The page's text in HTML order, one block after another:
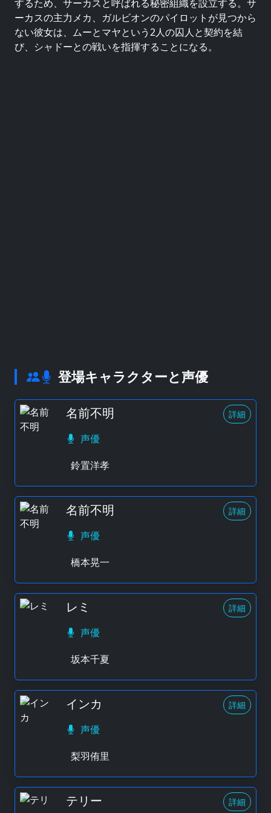
するため、サーカスと呼ばれる秘密組織を設立する。サ
ーカスの主力メカ、ガルビオンのパイロットが見つから
ない彼女は、ムーとマヤという2人の囚人と契約を結
び、シャドーとの戦いを指揮することになる。
登場キャラクターと声優
名前不明 詳細
声優
鈴置洋孝
名前不明 詳細
声優
橋本晃一
レミ 詳細
声優
坂本千夏
インカ 詳細
声優
梨羽侑里
テリー 詳細